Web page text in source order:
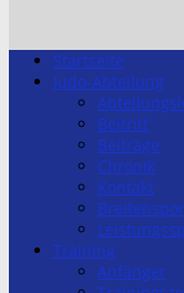
Startseite
Judo-Abteilung
Beitritt
Beiträge
Chronik
Kontakt
Training
Anfänger